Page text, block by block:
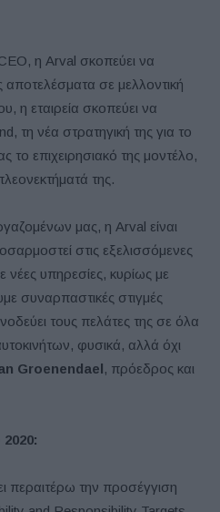
η Arval σκοπεύει να
αποτελέσματα σε μελλοντική
η εταιρεία σκοπεύει να
τη νέα στρατηγική της για το
το επιχειρησιακό της μοντέλο,
της.
μας, η Arval είναι
στις εξελισσόμενες
υπηρεσίες, κυρίως με
συναρπαστικές στιγμές
τους πελάτες της σε όλα
φυσικά, αλλά όχι
Groenendael, πρόεδρος και
2020:
περαιτέρω την προσέγγιση